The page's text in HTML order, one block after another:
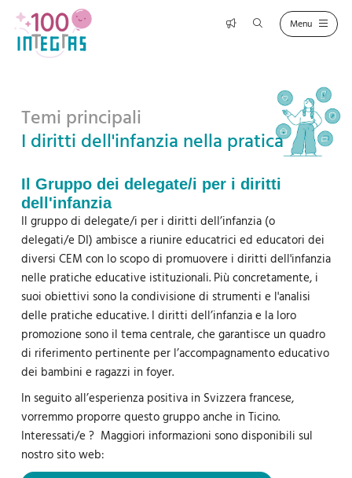
Temi principali
I diritti dell'infanzia nella pratica
Il Gruppo dei delegate/i per i diritti
dell'infanzia
Il gruppo di delegate/i per i diritti dell’infanzia (o
delegati/e DI) ambisce a riunire educatrici ed educatori dei
diversi CEM con lo scopo di promuovere i diritti dell'infanzia
nelle pratiche educative istituzionali. Più concretamente, i
suoi obiettivi sono la condivisione di strumenti e l'analisi
delle pratiche educative. I diritti dell’infanzia e la loro
promozione sono il tema centrale, che garantisce un quadro
di riferimento pertinente per l’accompagnamento educativo
dei bambini e ragazzi in foyer.
In seguito all’esperienza positiva in Svizzera francese,
vorremmo proporre questo gruppo anche in Ticino.
Interessati/e ? Maggiori informazioni sono disponibili sul
nostro sito web: